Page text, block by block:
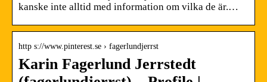
kanske inte alltid med information om vilka de är.…
http s://www.pinterest.se › fagerlundjerrst
Karin Fagerlund Jerrstedt